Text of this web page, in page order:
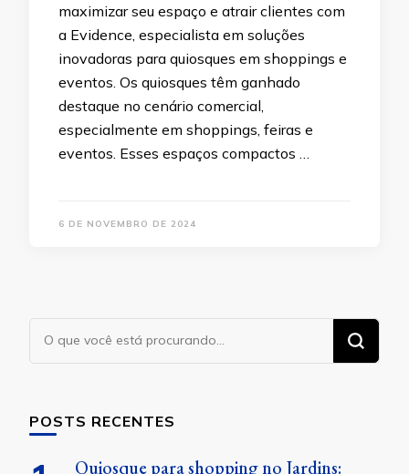
maximizar seu espaço e atrair clientes com
a Evidence, especialista em soluções
inovadoras para quiosques em shoppings e
eventos. Os quiosques têm ganhado
destaque no cenário comercial,
especialmente em shoppings, feiras e
eventos. Esses espaços compactos …
6 DE NOVEMBRO DE 2024
Procurando
algo?
POSTS RECENTES
Quiosque para shopping no Jardins: